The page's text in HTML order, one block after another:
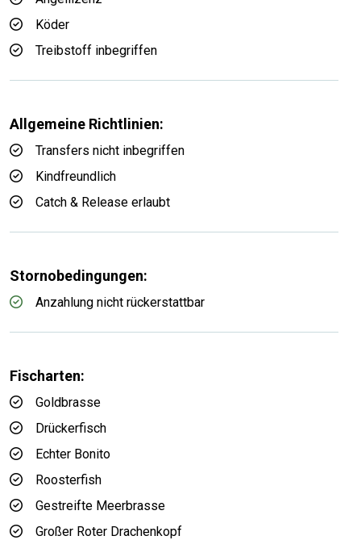
Köder
Treibstoff inbegriffen
Allgemeine Richtlinien:
Transfers nicht inbegriffen
Kindfreundlich
Catch & Release erlaubt
Stornobedingungen:
Anzahlung nicht rückerstattbar
Fischarten:
Goldbrasse
Drückerfisch
Echter Bonito
Roosterfish
Gestreifte Meerbrasse
Großer Roter Drachenkopf